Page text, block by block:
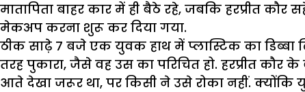
मातापिता बाहर कार में ही बैठे रहे, जबकि हरप्रीत
मेकअप करना शुरू कर दिया गया.
ठीक साढ़े 7 बजे एक युवक हाथ में प्लास्टिक का
तरह पुकारा, जैसे वह उस का परिचित हो. हरप्रीत कौर
आते देखा जरूर था, पर किसी ने उसे रोका नहीं.